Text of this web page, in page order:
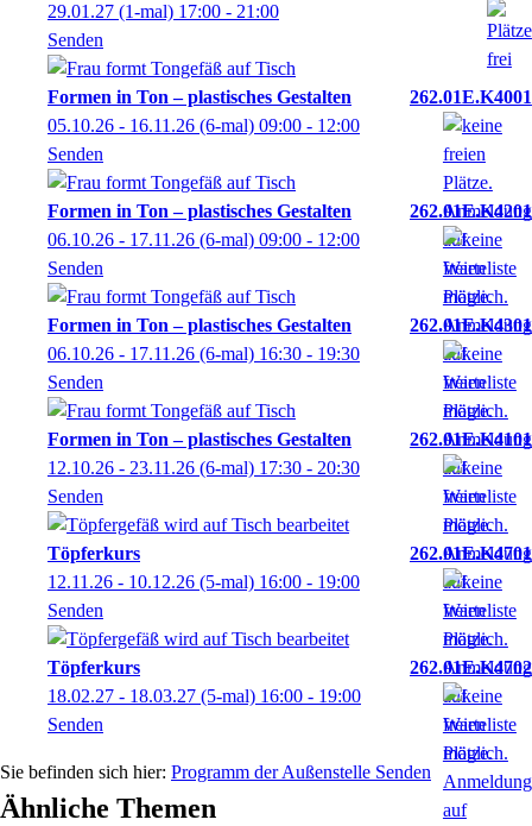
Formen in Ton – plastisches Gestalten
262.01E.K4001
05.10.26 - 16.11.26 (6-mal) 09:00 - 12:00
Senden
Formen in Ton – plastisches Gestalten
262.01E.K4201
06.10.26 - 17.11.26 (6-mal) 09:00 - 12:00
Senden
Formen in Ton – plastisches Gestalten
262.01E.K4301
06.10.26 - 17.11.26 (6-mal) 16:30 - 19:30
Senden
Formen in Ton – plastisches Gestalten
262.01E.K4101
12.10.26 - 23.11.26 (6-mal) 17:30 - 20:30
Senden
Töpferkurs
262.01E.K4701
12.11.26 - 10.12.26 (5-mal) 16:00 - 19:00
Senden
29.01.27 (1-mal) 17:00 - 21:00
Senden
Töpferkurs
262.01E.K4702
18.02.27 - 18.03.27 (5-mal) 16:00 - 19:00
Senden
Programm der Außenstelle Senden
Ähnliche Themen